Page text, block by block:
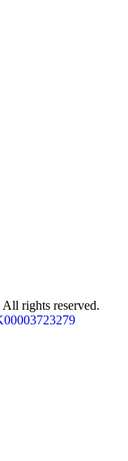
rights reserved.